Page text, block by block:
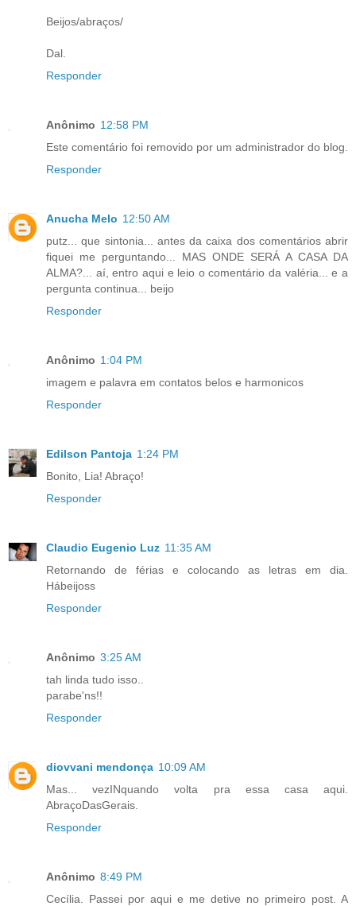
Beijos/abraços/
Dal.
Responder
Anônimo 12:58 PM
Este comentário foi removido por um administrador do blog.
Responder
Anucha Melo 12:50 AM
putz... que sintonia... antes da caixa dos comentários abrir
fiquei me perguntando... MAS ONDE SERÁ A CASA DA
ALMA?... aí, entro aqui e leio o comentário da valéria... e a
pergunta continua... beijo
Responder
Anônimo 1:04 PM
imagem e palavra em contatos belos e harmonicos
Responder
Edilson Pantoja 1:24 PM
Bonito, Lia! Abraço!
Responder
Claudio Eugenio Luz 11:35 AM
Retornando de férias e colocando as letras em dia.
Hábeijoss
Responder
Anônimo 3:25 AM
tah linda tudo isso..
parabe'ns!!
Responder
diovvani mendonça 10:09 AM
Mas... vezINquando volta pra essa casa aqui.
AbraçoDasGerais.
Responder
Anônimo 8:49 PM
Cecília. Passei por aqui e me detive no primeiro post. A